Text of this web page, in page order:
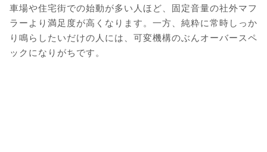
車場や住宅街での始動が多い人ほど、固定音量の社外マフ
ラーより満足度が高くなります。一方、純粋に常時しっか
り鳴らしたいだけの人には、可変機構のぶんオーバースペ
ックになりがちです。